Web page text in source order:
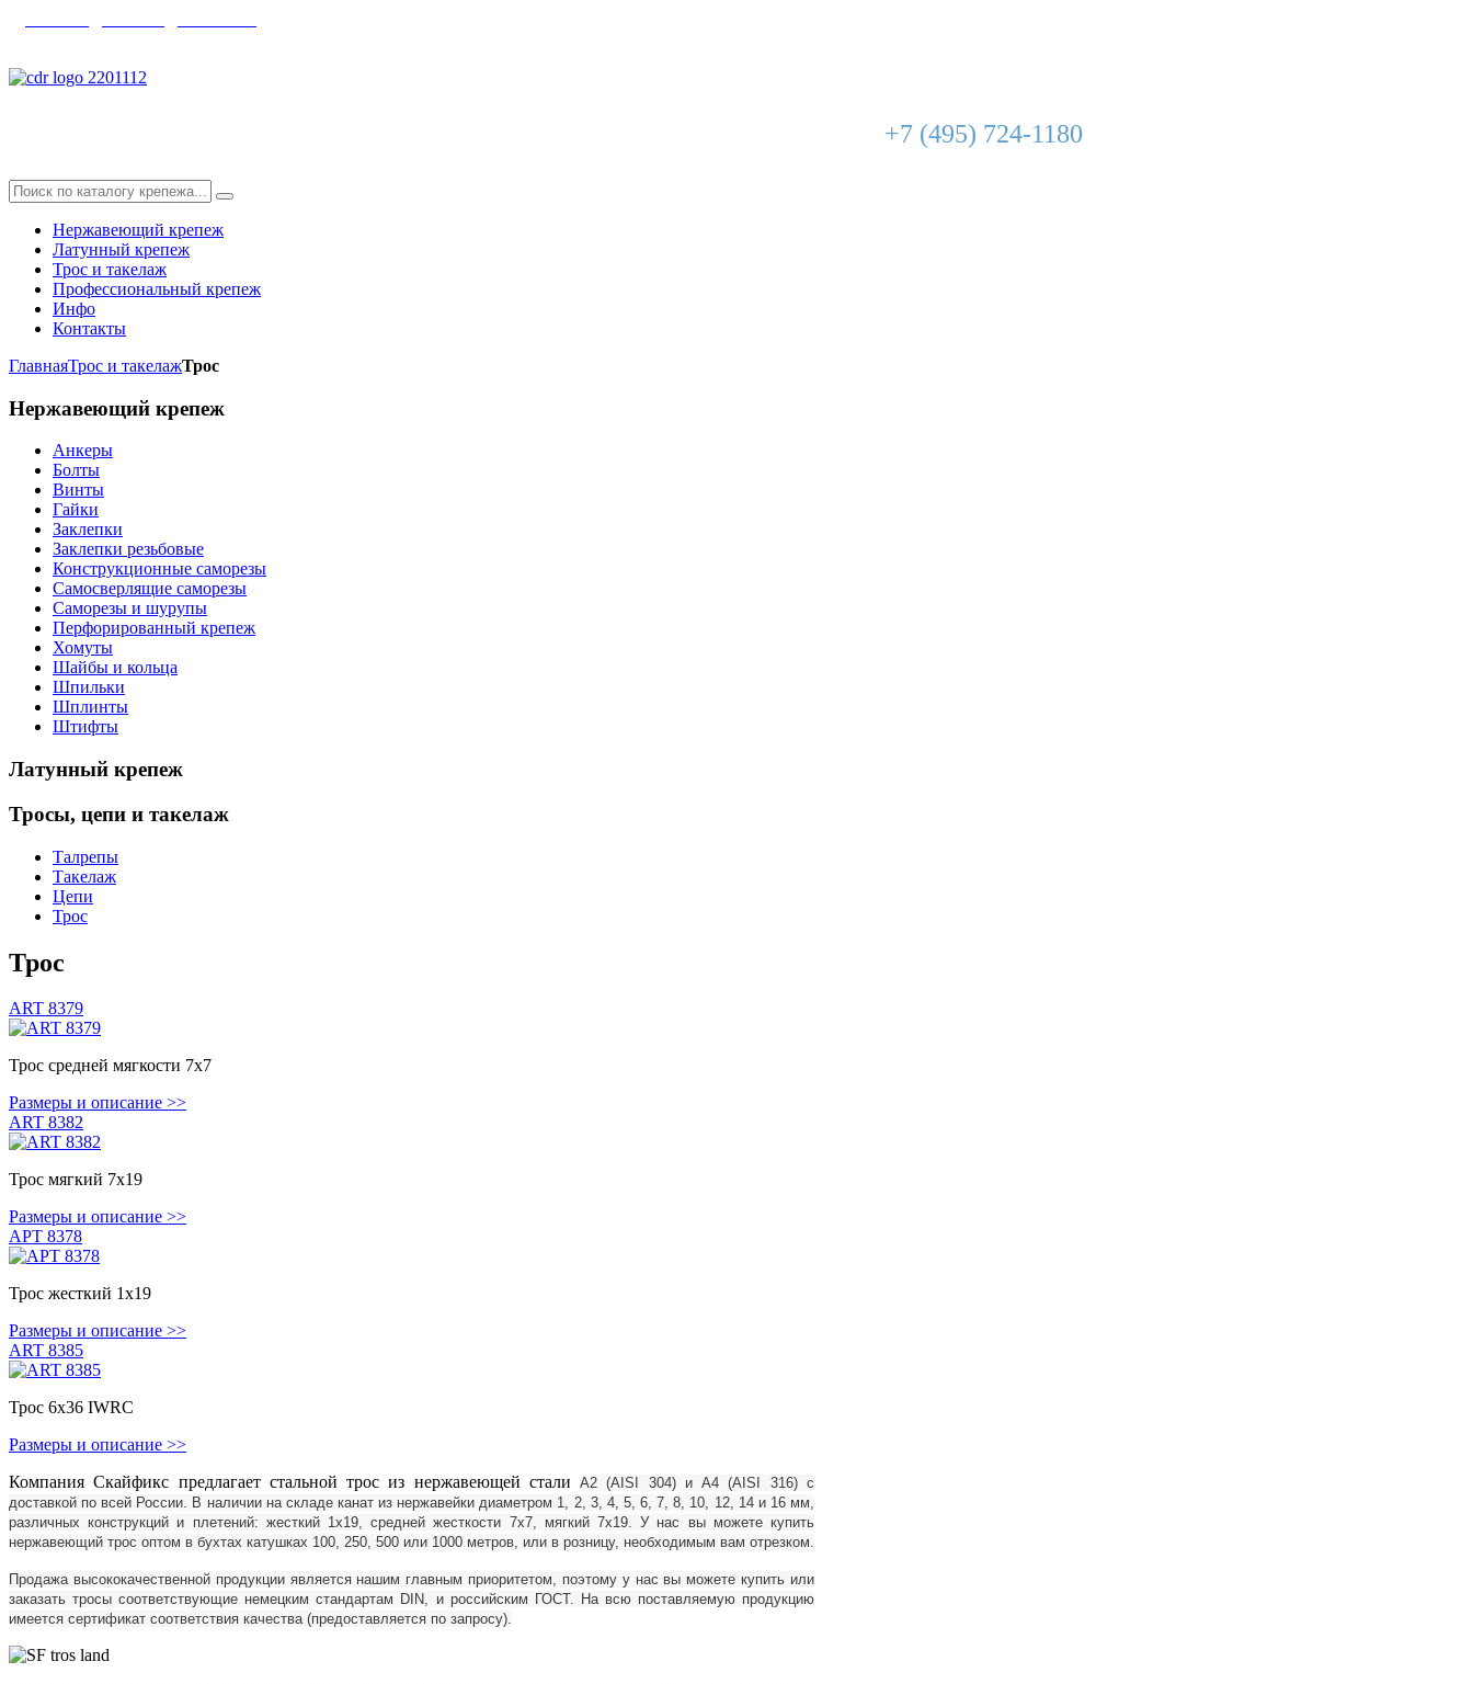
+7 (495) 724-1180
Нержавеющий крепеж
Латунный крепеж
Трос и такелаж
Профессиональный крепеж
Инфо
Контакты
ГлавнаяТрос и такелажТрос
Нержавеющий крепеж
Анкеры
Болты
Винты
Гайки
Заклепки
Заклепки резьбовые
Конструкционные саморезы
Самосверлящие саморезы
Саморезы и шурупы
Перфорированный крепеж
Хомуты
Шайбы и кольца
Шпильки
Шплинты
Штифты
Латунный крепеж
Тросы, цепи и такелаж
Талрепы
Такелаж
Цепи
Трос
Трос
ART 8379
Трос средней мягкости 7х7
Размеры и описание >>
ART 8382
Трос мягкий 7х19
Размеры и описание >>
АРТ 8378
Трос жесткий 1х19
Размеры и описание >>
ART 8385
Трос 6х36 IWRC
Размеры и описание >>
Компания Скайфикс предлагает стальной трос из нержавеющей сталиА2 (AISI 304) и А4 (AISI 316) с
доставкой по всей России. В наличии на складе канат из нержавейки диаметром 1, 2, 3, 4, 5, 6, 7, 8, 10, 12, 14 и 16 мм,
различных конструкций и плетений: жесткий 1х19, средней жесткости 7х7, мягкий 7х19. У нас вы можете купить
нержавеющий трос оптом в бухтах катушках 100, 250, 500 или 1000 метров, или в розницу, необходимым вам отрезком.
Продажа высококачественной продукции является нашим главным приоритетом, поэтому у нас вы можете купить или
заказать тросы соответствующие немецким стандартам DIN, и российским ГОСТ. На всю поставляемую продукцию
имеется сертификат соответствия качества (предоставляется по запросу).